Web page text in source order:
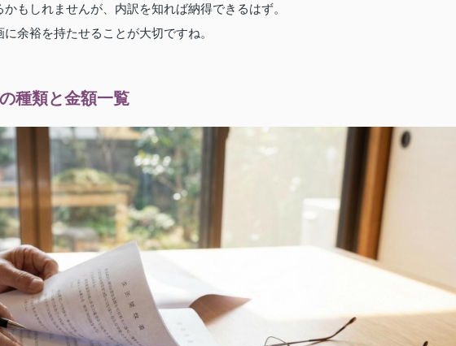
もしれませんが、内訳を知れば納得できるはず。
余裕を持たせることが大切ですね。
種類と金額一覧